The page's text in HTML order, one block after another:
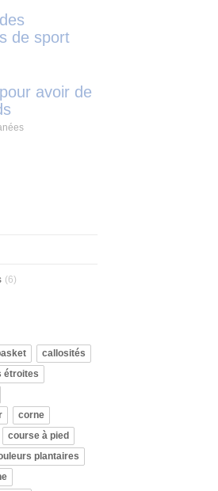
de sport
avoir de
(6)
callosités
étroites
corne
course à pied
plantaires